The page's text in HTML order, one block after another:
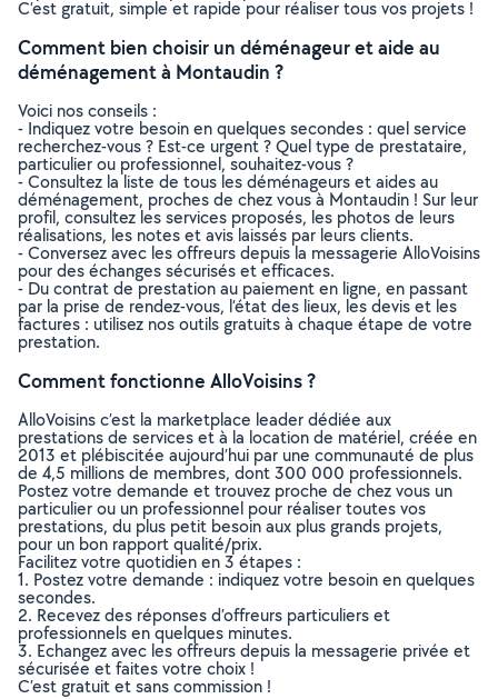
C’est gratuit, simple et rapide pour réaliser tous vos projets !
Comment bien choisir un déménageur et aide au
déménagement à Montaudin ?
Voici nos conseils :
- Indiquez votre besoin en quelques secondes : quel service
recherchez-vous ? Est-ce urgent ? Quel type de prestataire,
particulier ou professionnel, souhaitez-vous ?
- Consultez la liste de tous les déménageurs et aides au
déménagement, proches de chez vous à Montaudin ! Sur leur
profil, consultez les services proposés, les photos de leurs
réalisations, les notes et avis laissés par leurs clients.
- Conversez avec les offreurs depuis la messagerie AlloVoisins
pour des échanges sécurisés et efficaces.
- Du contrat de prestation au paiement en ligne, en passant
par la prise de rendez-vous, l’état des lieux, les devis et les
factures : utilisez nos outils gratuits à chaque étape de votre
prestation.
Comment fonctionne AlloVoisins ?
AlloVoisins c’est la marketplace leader dédiée aux
prestations de services et à la location de matériel, créée en
2013 et plébiscitée aujourd’hui par une communauté de plus
de 4,5 millions de membres, dont 300 000 professionnels.
Postez votre demande et trouvez proche de chez vous un
particulier ou un professionnel pour réaliser toutes vos
prestations, du plus petit besoin aux plus grands projets,
pour un bon rapport qualité/prix.
Facilitez votre quotidien en 3 étapes :
1. Postez votre demande : indiquez votre besoin en quelques
secondes.
2. Recevez des réponses d’offreurs particuliers et
professionnels en quelques minutes.
3. Echangez avec les offreurs depuis la messagerie privée et
sécurisée et faites votre choix !
C’est gratuit et sans commission !